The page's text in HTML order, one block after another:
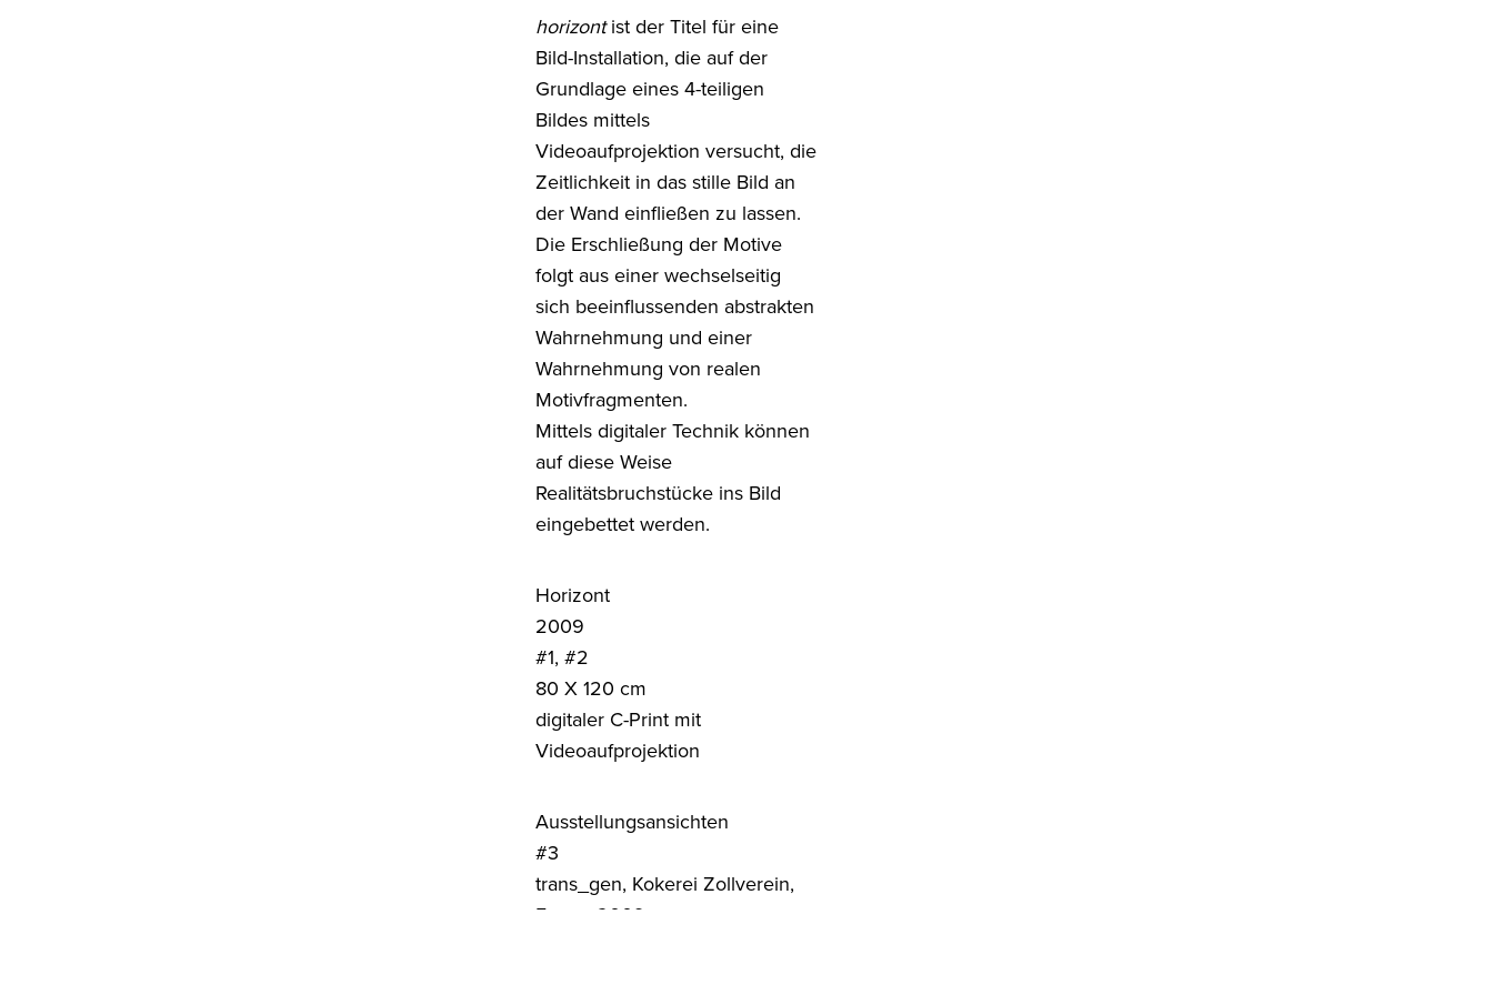
horizontist der Titel für eine
Bild-Installation, die auf der
Grundlage eines 4-teiligen
Bildes mittels
Videoaufprojektion versucht, die
Zeitlichkeit in das stille Bild an
der Wand einfließen zu lassen.
Die Erschließung der Motive
folgt aus einer wechselseitig
sich beeinflussenden abstrakten
Wahrnehmung und einer
Wahrnehmung von realen
Motivfragmenten.
Mittels digitaler Technik können
auf diese Weise
Realitätsbruchstücke ins Bild
eingebettet werden.
Horizont
2009
#1, #2
80 X 120 cm
digitaler C-Print mit
Videoaufprojektion
Ausstellungsansichten
#3
trans_gen, Kokerei Zollverein,
Essen, 2009